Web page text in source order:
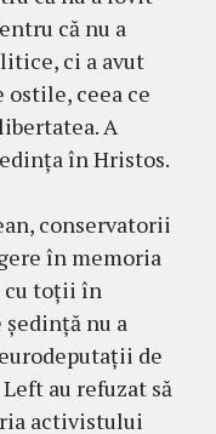
că nu a
ci a avut
ostile, ceea ce
A
în Hristos.
conservatorii
în memoria
cu toții în
nu a
de
au refuzat să
activistului